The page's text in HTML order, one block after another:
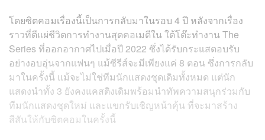
โดยซิตคอมเรื่องนี้เป็นการกลับมาในรอบ 4 ปี หลังจากเรื่อง
ราวที่ตีแผ่ชีวิตการทำงานสุดคอเมดีใน ใต้โต๊ะทำงาน The
Series ที่ออกอากาศไปเมื่อปี 2022 ซึ่งได้รับกระแสตอบรับ
อย่างอบอุ่นจากแฟนๆ แม้ซีรีส์จะมีเพียงแค่ 8 ตอน ซึ่งการกลับ
มาในครั้งนี้ แม้จะไม่ใช่ทีมนักแสดงชุดเดิมทั้งหมด แต่นัก
แสดงนำทั้ง 3 ยังคงแคสติงเดิมพร้อมนำทัพความสนุกร่วมกับ
ทีมนักแสดงชุดใหม่ และแขกรับเชิญหน้าคุ้น ที่จะมาสร้าง
สีสันให้กับซิตคอมในครั้งนี้